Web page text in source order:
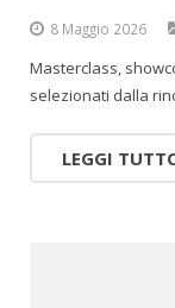
8 Maggio 2026
Masterclass,
selezionati dalla
LEGGI